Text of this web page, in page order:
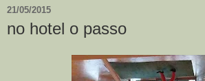
21/05/2015
no hotel o passo